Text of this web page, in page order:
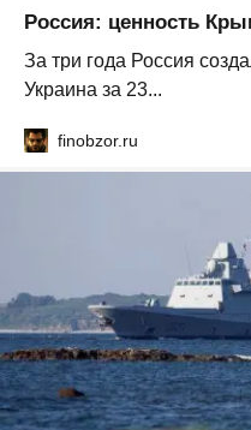
Россия: ценность
За три года Россия
Украина за 23...
finobzor.ru